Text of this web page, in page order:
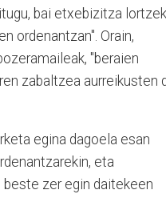
bai etxebizitza
ordenantzan". Orain,
"beraien
zabaltzea aurreikusten
egina dagoela esan
eta
zer egin daitekeen